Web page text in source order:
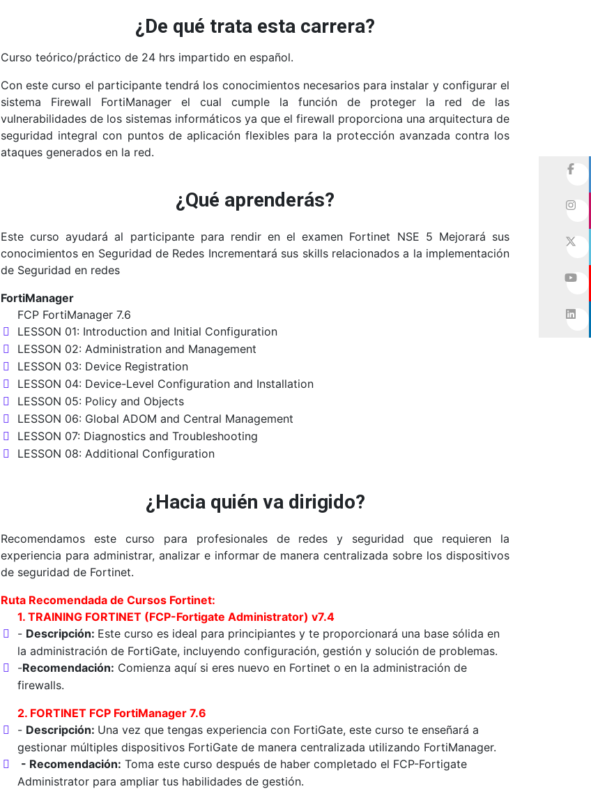
¿De qué trata esta carrera?
Curso teórico/práctico de 24 hrs impartido en español.
Con este curso el participante tendrá los conocimientos necesarios para instalar y configurar el
sistema Firewall FortiManager el cual cumple la función de proteger la red de las
vulnerabilidades de los sistemas informáticos ya que el firewall proporciona una arquitectura de
seguridad integral con puntos de aplicación flexibles para la protección avanzada contra los
ataques generados en la red.
¿Qué aprenderás?
Este curso ayudará al participante para rendir en el examen Fortinet NSE 5 Mejorará sus
conocimientos en Seguridad de Redes Incrementará sus skills relacionados a la implementación
de Seguridad en redes
FortiManager
FCP FortiManager 7.6
LESSON 01: Introduction and Initial Configuration
LESSON 02: Administration and Management
LESSON 03: Device Registration
LESSON 04: Device-Level Configuration and Installation
LESSON 05: Policy and Objects
LESSON 06: Global ADOM and Central Management
LESSON 07: Diagnostics and Troubleshooting
LESSON 08: Additional Configuration
¿Hacia quién va dirigido?
Recomendamos este curso para profesionales de redes y seguridad que requieren la
experiencia para administrar, analizar e informar de manera centralizada sobre los dispositivos
de seguridad de Fortinet.
Ruta Recomendada de Cursos Fortinet:
1. TRAINING FORTINET (FCP-Fortigate Administrator) v7.4
- Descripción: Este curso es ideal para principiantes y te proporcionará una base sólida en
la administración de FortiGate, incluyendo configuración, gestión y solución de problemas.
-Recomendación: Comienza aquí si eres nuevo en Fortinet o en la administración de
firewalls.
2. FORTINET FCP FortiManager 7.6
- Descripción: Una vez que tengas experiencia con FortiGate, este curso te enseñará a
gestionar múltiples dispositivos FortiGate de manera centralizada utilizando FortiManager.
- Recomendación: Toma este curso después de haber completado el FCP-Fortigate
Administrator para ampliar tus habilidades de gestión.